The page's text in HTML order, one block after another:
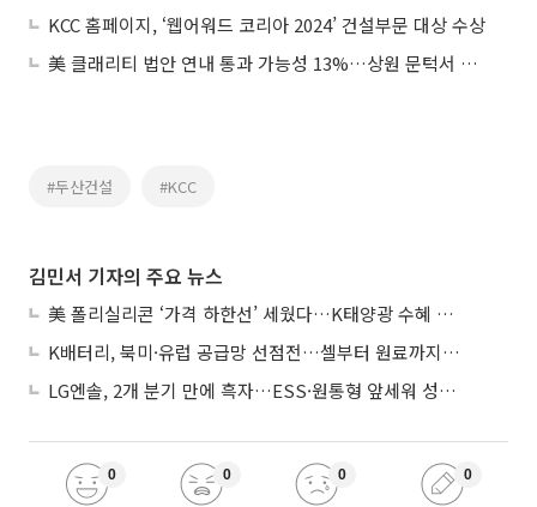
KCC 홈페이지, ‘웹어워드 코리아 2024’ 건설부문 대상 수상
美 클래리티 법안 연내 통과 가능성 13%…상원 문턱서 제동
#두산건설 #KCC
김민서 기자의 주요 뉴스
美 폴리실리콘 ‘가격 하한선’ 세웠다…K태양광 수혜 기대
K배터리, 북미·유럽 공급망 선점전…셀부터 원료까지 현지화
LG엔솔, 2개 분기 만에 흑자…ESS·원통형 앞세워 성장 가속
0 0 0 0